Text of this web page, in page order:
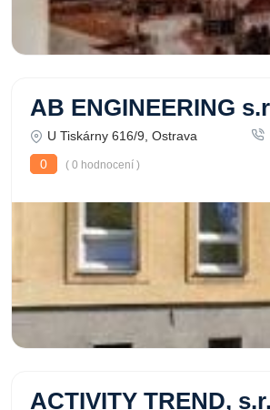
AB ENGINEERING
U Tiskárny 616/9, Ostrava
0
( 0 hodnocení )
ACTIVITY TREND,